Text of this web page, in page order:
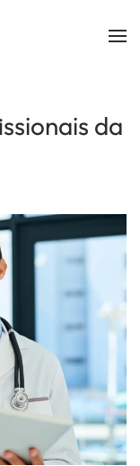
da